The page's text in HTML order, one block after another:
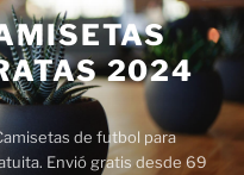
2024
de futbol para
Envió gratis desde 69